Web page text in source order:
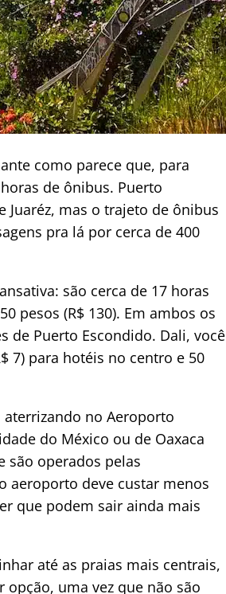
como parece que, para
de ônibus. Puerto
Juaréz, mas o trajeto de ônibus
pra lá por cerca de 400
são cerca de 17 horas
pesos (R$ 130). Em ambos os
de Puerto Escondido. Dali, você
7) para hotéis no centro e 50
aterrizando no Aeroporto
do México ou de Oaxaca
são operados pelas
aeroporto deve custar menos
que podem sair ainda mais
até as praias mais centrais,
uma vez que não são